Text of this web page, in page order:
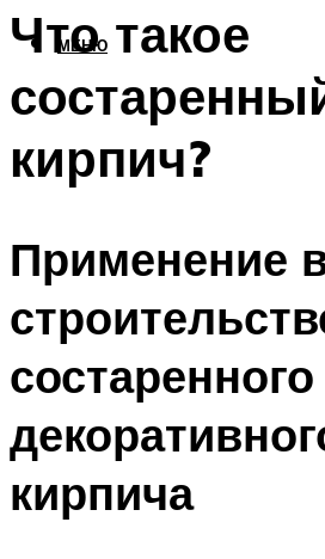
МЕНЮ
Что такое
кирпич?
Применение
состаренного
кирпича